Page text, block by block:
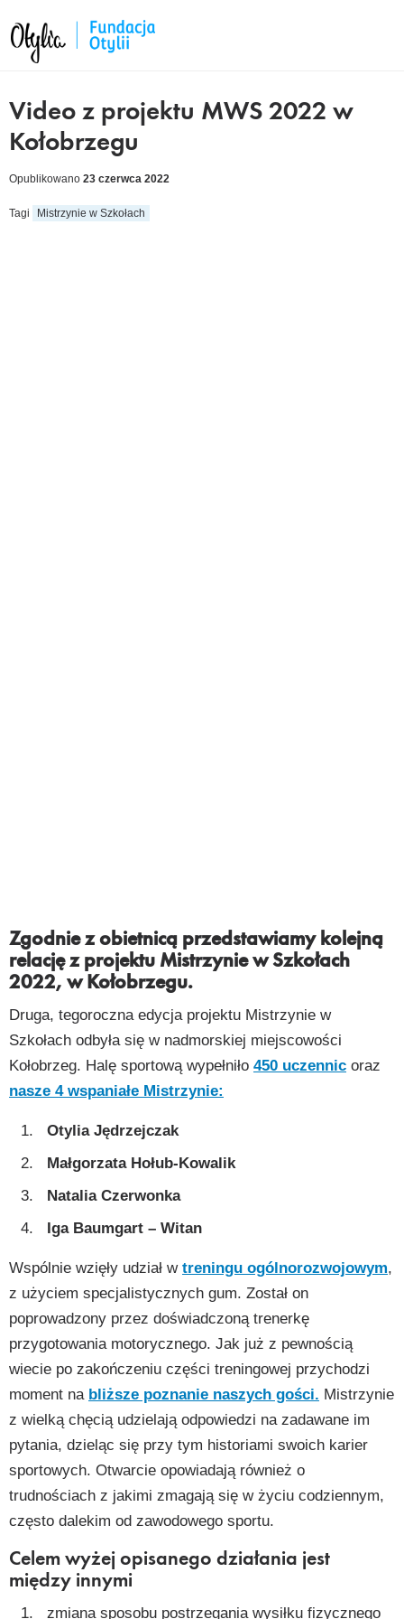
Video z projektu MWS 2022 w
Kołobrzegu
Opublikowano 23 czerwca 2022
Tagi Mistrzynie w Szkołach
Zgodnie z obietnicą przedstawiamy kolejną
relację z projektu Mistrzynie w Szkołach
2022, w Kołobrzegu.
Druga, tegoroczna edycja projektu Mistrzynie w
Szkołach odbyła się w nadmorskiej miejscowości
Kołobrzeg. Halę sportową wypełniło 450 uczennic oraz
nasze 4 wspaniałe Mistrzynie:
Otylia Jędrzejczak
Małgorzata Hołub-Kowalik
Natalia Czerwonka
Iga Baumgart – Witan
Wspólnie wzięły udział w treningu ogólnorozwojowym,
z użyciem specjalistycznych gum. Został on
poprowadzony przez doświadczoną trenerkę
przygotowania motorycznego. Jak już z pewnością
wiecie po zakończeniu części treningowej przychodzi
moment na bliższe poznanie naszych gości. Mistrzynie
z wielką chęcią udzielają odpowiedzi na zadawane im
pytania, dzieląc się przy tym historiami swoich karier
sportowych. Otwarcie opowiadają również o
trudnościach z jakimi zmagają się w życiu codziennym,
często dalekim od zawodowego sportu.
Celem wyżej opisanego działania jest
między innymi
zmiana sposobu postrzegania wysiłku fizycznego